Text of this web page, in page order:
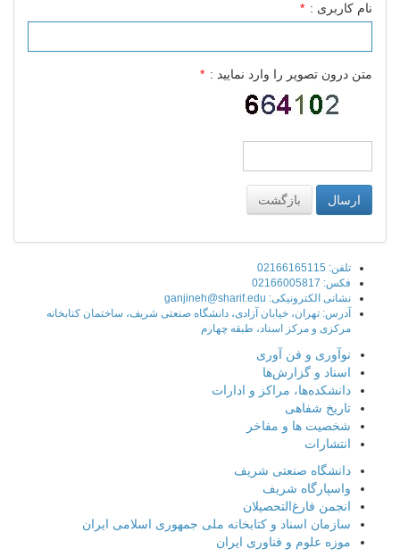
نام کاربری : *
متن درون تصویر را وارد نمایید : *
تلفن: 02166165115
فکس: 02166005817
نشانی الکترونیکی: ganjineh@sharif.edu
آدرس: تهران، خیابان آزادی، دانشگاه صنعتی شریف، ساختمان کتابخانه
مرکزی و مرکز اسناد، طبقه چهارم
نوآوری و فن آوری
اسناد و گزارش‌ها
دانشکده‌ها، مراکز و ادارات
تاریخ شفاهی
شخصیت ها و مفاخر
انتشارات
دانشگاه صنعتی شریف
واسپارگاه شریف
انجمن فارغ‌التحصیلان
سازمان اسناد و کتابخانه ملی جمهوری اسلامی ایران
موزه علوم و فناوری ایران